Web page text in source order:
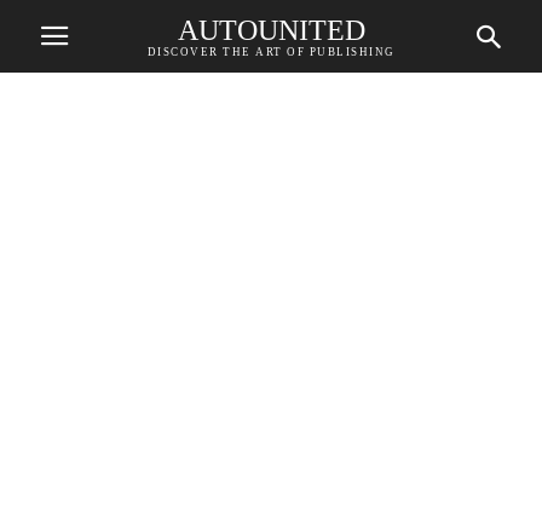
AUTOUNITED
DISCOVER THE ART OF PUBLISHING